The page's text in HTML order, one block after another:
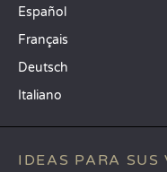
Español
Français
Deutsch
Italiano
IDEAS PARA SUS